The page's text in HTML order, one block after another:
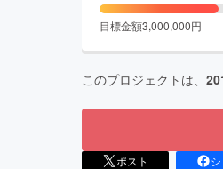
目標金額3,000,000円
このプロジェクトは、
ポスト